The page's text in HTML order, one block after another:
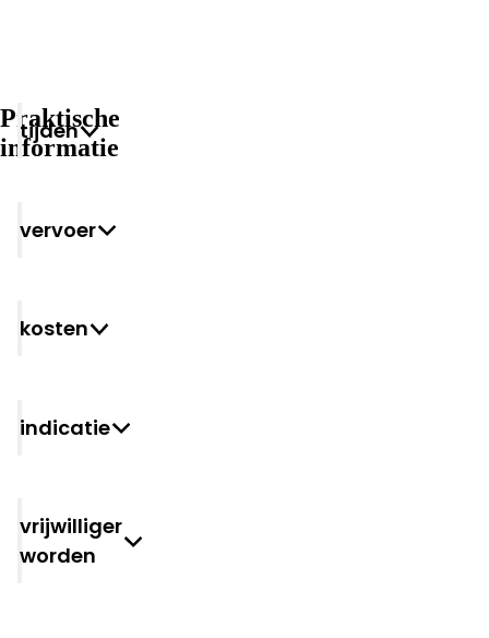
Praktische
informatie
Tijden
Vervoer
Kosten
Indicatie
vrijwilliger
worden